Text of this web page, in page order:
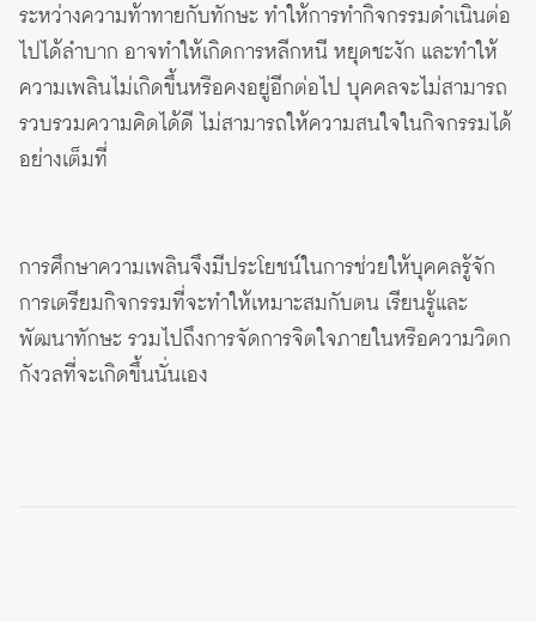
ระหว่างความท้าทายกับทักษะ ทำให้การทำกิจกรรมดำเนินต่อ
ไปได้ลำบาก อาจทำให้เกิดการหลีกหนี หยุดชะงัก และทำให้
ความเพลินไม่เกิดขึ้นหรือคงอยู่อีกต่อไป บุคคลจะไม่สามารถ
รวบรวมความคิดได้ดี ไม่สามารถให้ความสนใจในกิจกรรมได้
อย่างเต็มที่
การศึกษาความเพลินจึงมีประโยชน์ในการช่วยให้บุคคลรู้จัก
การเตรียมกิจกรรมที่จะทำให้เหมาะสมกับตน เรียนรู้และ
พัฒนาทักษะ รวมไปถึงการจัดการจิตใจภายในหรือความวิตก
กังวลที่จะเกิดขึ้นนั่นเอง